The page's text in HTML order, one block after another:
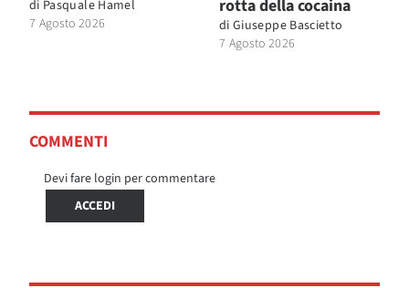
di Pasquale Hamel
7 Agosto 2026
rotta della cocaina
di Giuseppe Bascietto
7 Agosto 2026
COMMENTI
Devi fare login per commentare
ACCEDI